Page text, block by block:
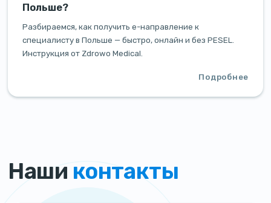
Польше?
Разбираемся, как получить e-направление к
специалисту в Польше — быстро, онлайн и без PESEL.
Инструкция от Zdrowo Medical.
Подробнее
Наши контакты